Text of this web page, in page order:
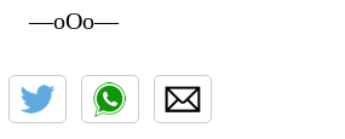
—oOo—